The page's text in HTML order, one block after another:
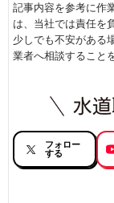
記事内容を参考に作
は、当社では責任を
少しでも不安がある
業者へ相談すること
フォロー
する